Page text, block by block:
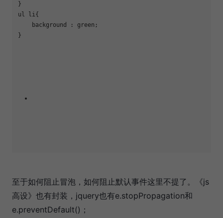
}
ul li{
    background : green;
}
至于如何阻止冒泡，如何阻止默认事件这里不提了。《js
高设》也有封装，jquery也有e.stopPropagation和
e.preventDefault()；